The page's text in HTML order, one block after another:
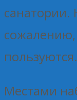
санатории.
сожалению,
пользуются.
Местами